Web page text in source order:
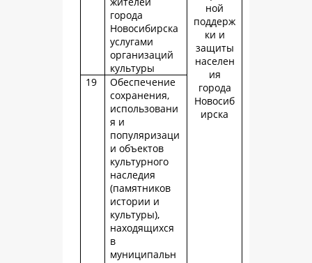
ной
поддерж
ки и
защиты
населен
ия
города
Новосиб
ирска
города
Новосибирска
услугами
организаций
культуры
19
Обеспечение
сохранения,
использовани
я и
популяризаци
и объектов
культурного
наследия
(памятников
истории и
культуры),
находящихся
в
муниципальн